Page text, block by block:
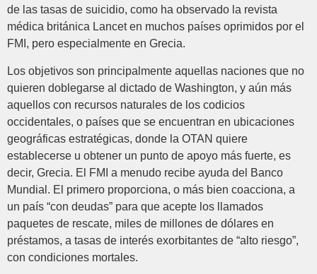
de las tasas de suicidio, como ha observado la revista
médica británica Lancet en muchos países oprimidos por el
FMI, pero especialmente en Grecia.
Los objetivos son principalmente aquellas naciones que no
quieren doblegarse al dictado de Washington, y aún más
aquellos con recursos naturales de los codicios
occidentales, o países que se encuentran en ubicaciones
geográficas estratégicas, donde la OTAN quiere
establecerse u obtener un punto de apoyo más fuerte, es
decir, Grecia. El FMI a menudo recibe ayuda del Banco
Mundial. El primero proporciona, o más bien coacciona, a
un país “con deudas” para que acepte los llamados
paquetes de rescate, miles de millones de dólares en
préstamos, a tasas de interés exorbitantes de “alto riesgo”,
con condiciones mortales.